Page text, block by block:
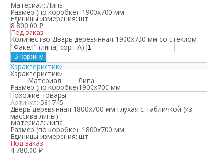
Материал: Липа
Размер (по коробке): 1900х700 мм
Единицы измерения:шт
8 800.00 ₽
Под заказ
Количество Дверь деревянная 1900х700 мм со стеклом
"Факел" (липа, сорт А)
В корзину
Характеристики
Характеристики
Материал Липа
Размер (по коробке)1900х700 мм
Похожие товары
Артикул:561745
Дверь деревянная 1800х700 мм глухая с табличкой (из
массива липы)
Материал: Липа
Размер (по коробке): 1800х700 мм
Единицы измерения:шт
Под заказ
4 780.00 ₽